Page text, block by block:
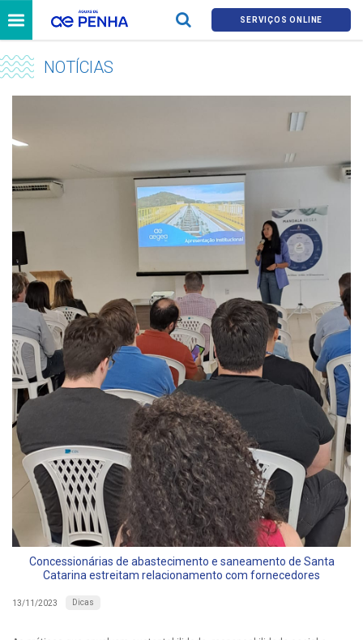
SERVIÇOS ONLINE
NOTÍCIAS
Concessionárias de abastecimento e saneamento de Santa
Catarina estreitam relacionamento com fornecedores
13/11/2023 Dicas